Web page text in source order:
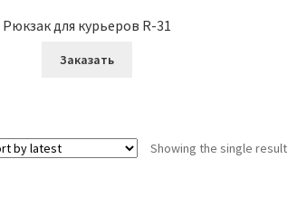
Рюкзак для курьеров R-31
Заказать
Showing the single result